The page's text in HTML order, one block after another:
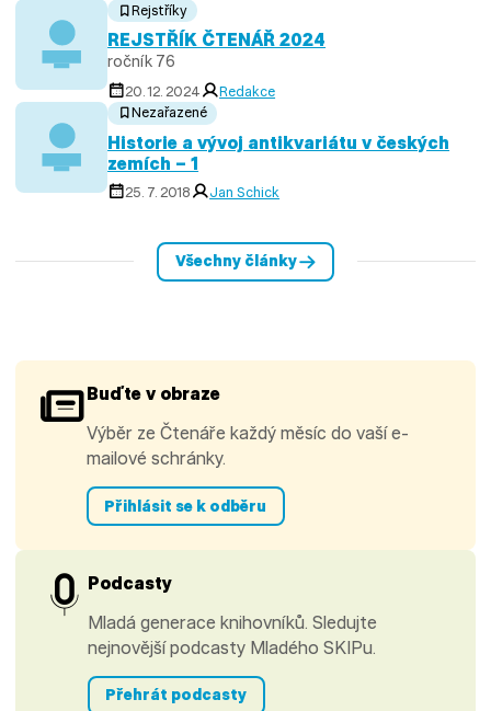
Rejstříky
REJSTŘÍK ČTENÁŘ 2024
ročník 76
20. 12. 2024
Redakce
Nezařazené
Historie a vývoj antikvariátu v českých
zemích – 1
25. 7. 2018 Jan Schick
Všechny články
Buďte v obraze
Výběr ze Čtenáře každý měsíc do vaší e-
mailové schránky.
Přihlásit se k odběru
Podcasty
Mladá generace knihovníků. Sledujte
nejnovější podcasty Mladého SKIPu.
Přehrát podcasty